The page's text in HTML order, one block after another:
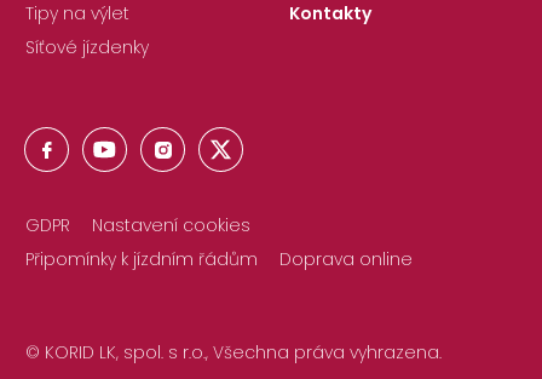
Tipy na výlet
Síťové jízdenky
Kontakty
GDPR
Nastavení cookies
Připomínky k jízdním řádům
Doprava online
© KORID LK, spol. s r.o., Všechna práva vyhrazena.